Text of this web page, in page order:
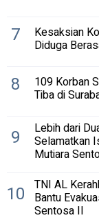
7 Kesaksian
Diduga
8 109 Korban
Tiba di
9 Lebih dari
Selamatkan
Mutiara
10 TNI AL
Bantu
Sentosa II